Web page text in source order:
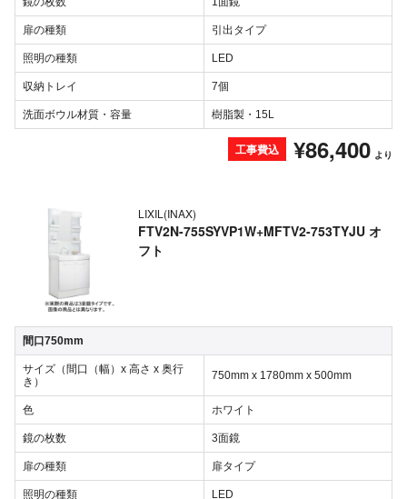
扉の種類 引出タイプ
照明の種類 LED
収納トレイ 7個
洗面ボウル材質・容量 樹脂製・15L
工事費込 ¥86,400 より
LIXIL(INAX)
FTV2N-755SYVP1W+MFTV2-753TYJU オ
フト
間口750mm
サイズ（間口（幅）x 高さ x 奥行
き）
750mm x 1780mm x 500mm
色 ホワイト
鏡の枚数 3面鏡
扉の種類 扉タイプ
照明の種類 LED